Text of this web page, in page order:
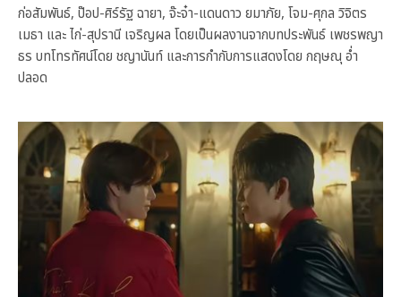
ก่อสัมพันธ์, ป๊อป-ศิร์รัฐ ฉายา, จ๊ะจ๋า-แดนดาว ยมาภัย, โจม-ศุกล วิจิตร
เมธา และ ไก่-สุปรานี เจริญผล โดยเป็นผลงานจากบทประพันธ์ เพชรพญา
ธร บทโทรทัศน์โดย ชญานันท์ และการกำกับการแสดงโดย กฤษณุ อ่ำ
ปลอด